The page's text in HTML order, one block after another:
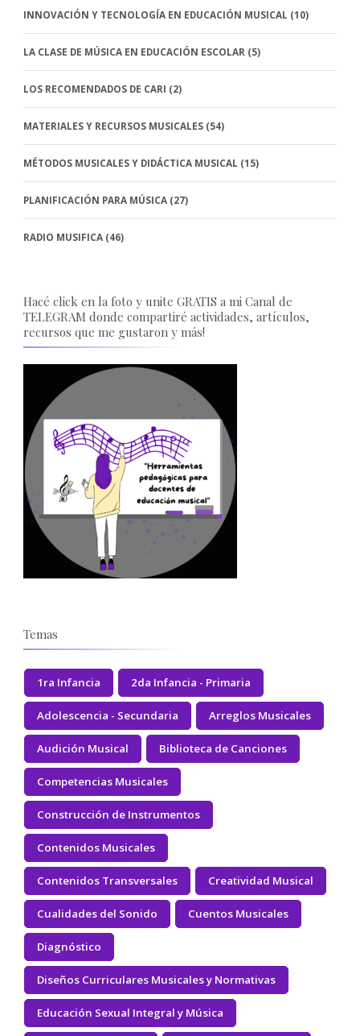
INNOVACIÓN Y TECNOLOGÍA EN EDUCACIÓN MUSICAL (10)
LA CLASE DE MÚSICA EN EDUCACIÓN ESCOLAR (5)
LOS RECOMENDADOS DE CARI (2)
MATERIALES Y RECURSOS MUSICALES (54)
MÉTODOS MUSICALES Y DIDÁCTICA MUSICAL (15)
PLANIFICACIÓN PARA MÚSICA (27)
RADIO MUSIFICA (46)
Hacé click en la foto y unite GRATIS a mi Canal de
TELEGRAM donde compartiré actividades, artículos,
recursos que me gustaron y más!
Temas
1ra Infancia 2da Infancia - Primaria
Adolescencia - Secundaria Arreglos Musicales
Audición Musical Biblioteca de Canciones
Competencias Musicales
Construcción de Instrumentos
Contenidos Musicales
Contenidos Transversales Creatividad Musical
Cualidades del Sonido Cuentos Musicales
Diagnóstico
Diseños Curriculares Musicales y Normativas
Educación Sexual Integral y Música